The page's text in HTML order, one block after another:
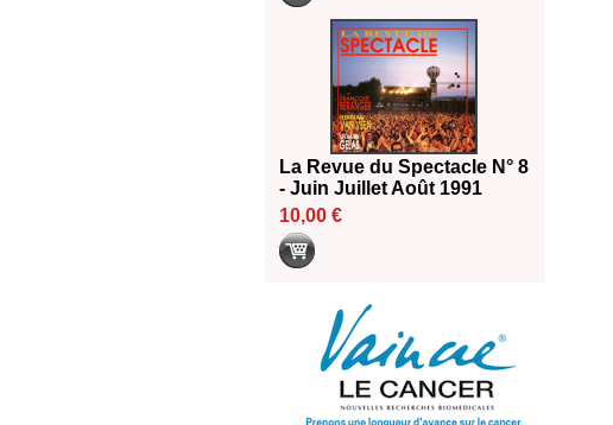
La Revue du Spectacle N° 8
- Juin Juillet Août 1991
10,00 €